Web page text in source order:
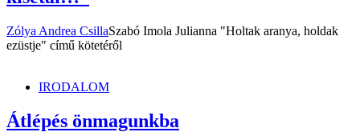
Zólya Andrea CsillaSzabó Imola Julianna "Holtak aranya, holdak
ezüstje" című kötetéről
IRODALOM
Átlépés önmagunkba